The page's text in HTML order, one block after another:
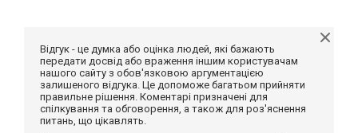
Відгук - це думка або оцінка людей, які бажають
передати досвід або враження іншим користувачам
нашого сайту з обов'язковою аргументацією
залишеного відгука. Це допоможе багатьом прийняти
правильне рішення. Коментарі призначені для
спілкування та обговорення, а також для роз'яснення
питань, що цікавлять.